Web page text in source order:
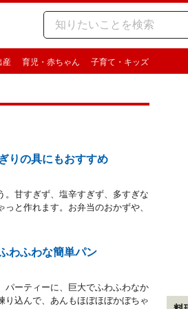
産 育児・赤ちゃん 子育て・キッズ
りの具にもおすすめ
。甘すぎず、塩辛すぎず、多すぎな
と作れます。お弁当のおかずや、
わふわな簡単パン
パーティーに、巨大でふわふわなか
り込んで、あんもほぼほぼかぼちゃ